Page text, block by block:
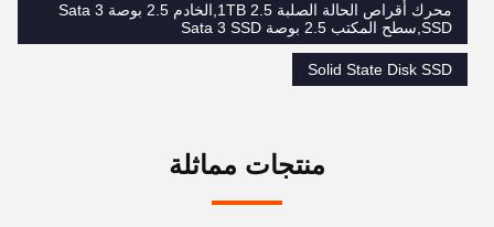
محرك أقراص الحالة الصلبة 1TB 2.5,الخادم 2.5 بوصة Sata 3
SSD,سطح المكتب 2.5 بوصة Sata 3 SSD
Solid State Disk SSD
منتجات مماثلة